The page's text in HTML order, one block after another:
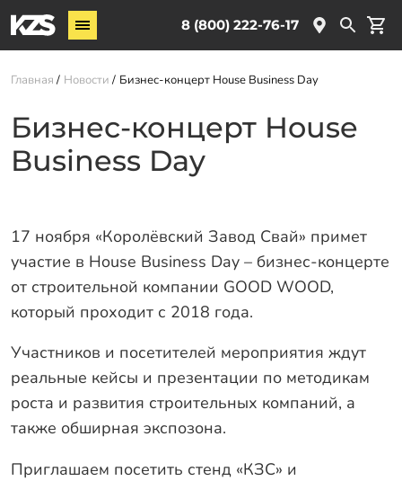
8 (800) 222-76-17
Винтовые сваи
Комплектующие
О компании
Новости
Контакты
Оплата
Отзывы
Гарантии
Заказать звонок
Главная Новости Бизнес-концерт House Business Day
Бизнес-концерт House
Business Day
17 ноября «Королёвский Завод Свай» примет
участие в House Business Day – бизнес-концерте
от строительной компании GOOD WOOD,
который проходит с 2018 года.
Участников и посетителей мероприятия ждут
реальные кейсы и презентации по методикам
роста и развития строительных компаний, а
также обширная экспозона.
Приглашаем посетить стенд «КЗС» и